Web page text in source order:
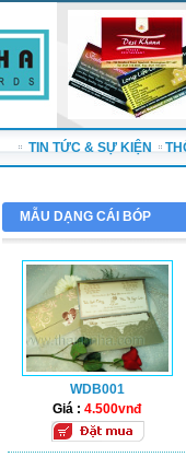
TIN TỨC & SỰ KIỆN
MẪU DẠNG CÁI BÓP
WDB001
Giá :4.500vnđ